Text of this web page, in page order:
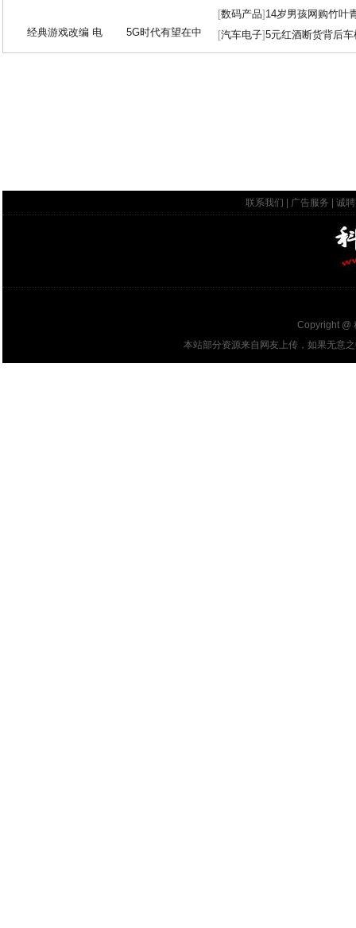
经典游戏改编 电 5G时代有望在中
[数码产品] 14岁男孩网购竹叶
[汽车电子]5元红酒断货背后
联系我们 广告服务 诚
Copyright @
本站部分资源来自网友上传，如果无意